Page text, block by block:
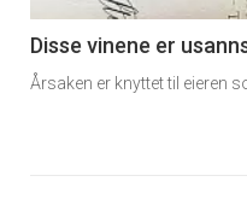
6
Disse vinene er
Årsaken er knyttet til eieren